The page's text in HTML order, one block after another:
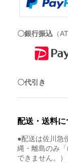
〇銀行振込 （
〇代引き
配送・送料に
●配送は佐川急
縄・離島のみ
できません。）